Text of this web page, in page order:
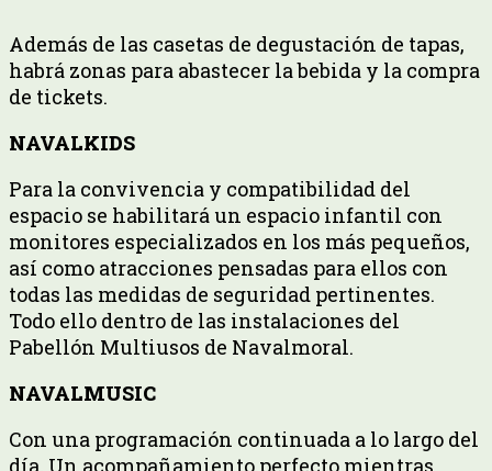
Además de las casetas de degustación de tapas,
habrá zonas para abastecer la bebida y la compra
de tickets.
NAVALKIDS
Para la convivencia y compatibilidad del
espacio se habilitará un espacio infantil con
monitores especializados en los más pequeños,
así como atracciones pensadas para ellos con
todas las medidas de seguridad pertinentes.
Todo ello dentro de las instalaciones del
Pabellón Multiusos de Navalmoral.
NAVALMUSIC
Con una programación continuada a lo largo del
día. Un acompañamiento perfecto mientras